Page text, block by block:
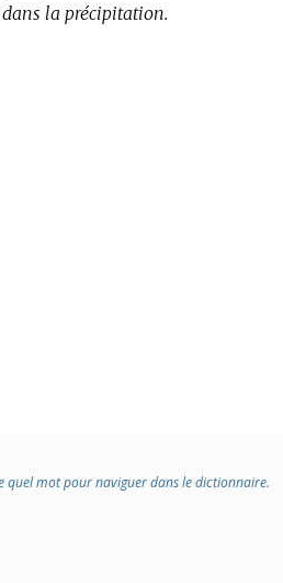
la précipitation.
quel mot pour naviguer dans le dictionnaire.